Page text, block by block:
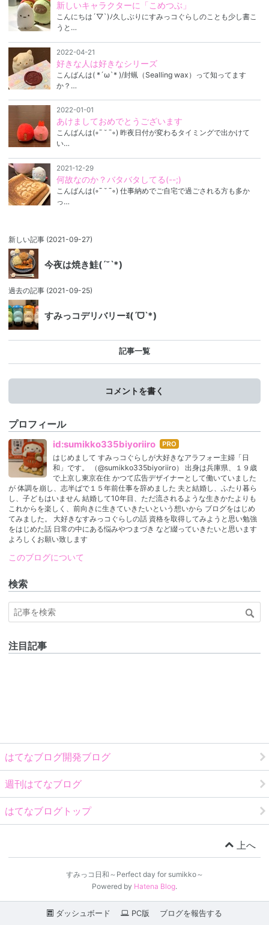
新しいキャラクターに「こめつぶ」
こんにちは´▽`)ﾉ久しぶりにすみっコぐらしのことも少し書こ
うと…
2022-04-21
好きな人は好きなシリーズ
こんばんは( *´ω`* )/封蝋（Sealling wax）って知ってます
か？…
2022-01-01
あけましておめでとうございます
こんばんは(◦ˉ ˘ ˉ◦) 昨夜日付が変わるタイミングで出かけて
い…
2021-12-29
何故なのか？バタバタしてる(--;)
こんばんは(◦ˉ ˘ ˉ◦) 仕事納めでご自宅で過ごされる方も多か
っ…
新しい記事 (2021-09-27)
今夜は焼き鮭(ˊ˘ˋ*)
過去の記事 (2021-09-25)
すみっコデリバリーꉂ(ˊᗜˋ*)
記事一覧
コメントを書く
プロフィール
id:sumikko335biyoriiro はて
なブ
ログ
Pro
はじめまして すみっコぐらしが大好きなアラフォー主婦「日
和」です。 （@sumikko335biyoriiro） 出身は兵庫県、１９歳
で上京し東京在住 かつて広告デザイナーとして働いていました
が 体調を崩し、志半ばで１５年前仕事を辞めました 夫と結婚し、ふたり暮ら
し、子どもはいません 結婚して10年目、ただ流されるような生きかたよりも
これからを楽しく、前向きに生きていきたいという想いから ブログをはじめ
てみました。 大好きなすみっコぐらしの話 資格を取得してみようと思い勉強
をはじめた話 日常の中にある悩みやつまづき など綴っていきたいと思います
よろしくお願い致します
このブログについて
検索
注目記事
はてなブログ開発ブログ
週刊はてなブログ
はてなブログトップ
上へ
すみっコ日和～Perfect day for sumikko～
Powered by Hatena Blog.
ダッシュボード PC版 ブログを報告する